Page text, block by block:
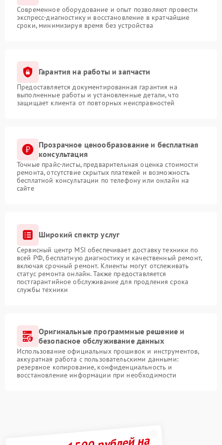
Современное оборудование и опыт позволяют провести
экспресс-диагностику и восстановление в кратчайшие
сроки, минимизируя время без устройства
Гарантия на работы и запчасти
Предоставляется документированная гарантия на
выполненные работы и установленные детали, что
защищает клиента от повторных неисправностей
Прозрачное ценообразование и бесплатная
консультация
Точные прайс-листы, предварительная оценка стоимости
ремонта, отсутствие скрытых платежей и возможность
бесплатной консультации по телефону или онлайн на
сайте
Широкий спектр услуг
Сервисный центр MSI обеспечивает доставку техники по
всей РФ, бесплатную диагностику и качественный ремонт,
включая срочный ремонт. Клиенты могут отслеживать
статус ремонта онлайн. Также предоставляется
постгарантийное обслуживание для продления срока
службы техники
Оригинальные программные решение и
безопасное обслуживание данных
Использование официальных прошивок и инструментов,
аккуратная работа с пользовательскими данными:
резервное копирование, конфиденциальность и
восстановление информации при необходимости